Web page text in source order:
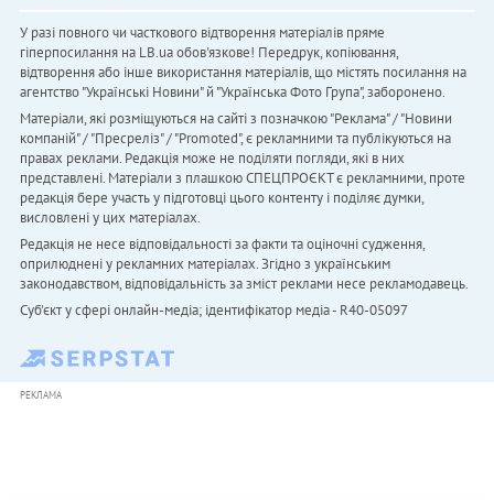
У разі повного чи часткового відтворення матеріалів пряме
гіперпосилання на LB.ua обов'язкове! Передрук, копіювання,
відтворення або інше використання матеріалів, що містять посилання на
агентство "Українськi Новини" й "Українська Фото Група", заборонено.
Матеріали, які розміщуються на сайті з позначкою "Реклама" / "Новини
компаній" / "Пресреліз" / "Promoted", є рекламними та публікуються на
правах реклами. Редакція може не поділяти погляди, які в них
представлені. Матеріали з плашкою СПЕЦПРОЄКТ є рекламними, проте
редакція бере участь у підготовці цього контенту і поділяє думки,
висловлені у цих матеріалах.
Редакція не несе відповідальності за факти та оціночні судження,
оприлюднені у рекламних матеріалах. Згідно з українським
законодавством, відповідальність за зміст реклами несе рекламодавець.
Cуб'єкт у сфері онлайн-медіа; ідентифікатор медіа - R40-05097
РЕКЛАМА